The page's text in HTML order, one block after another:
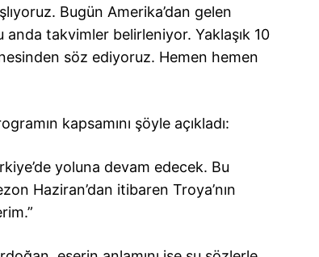
Bugün Amerika’dan gelen
takvimler belirleniyor. Yaklaşık 10
söz ediyoruz. Hemen hemen
kapsamını şöyle açıkladı:
yoluna devam edecek. Bu
Haziran’dan itibaren Troya’nın